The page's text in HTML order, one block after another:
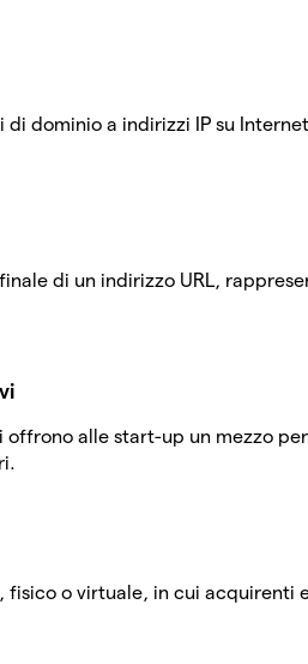
di dominio a indirizzi IP su
finale di un indirizzo URL,
alle start-up un mezzo
fisico o virtuale, in cui acquirenti